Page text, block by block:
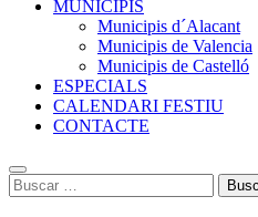
MUNICIPIS
Municipis d´Alacant
Municipis de Valencia
Municipis de Castelló
ESPECIALS
CALENDARI FESTIU
CONTACTE
Buscar: